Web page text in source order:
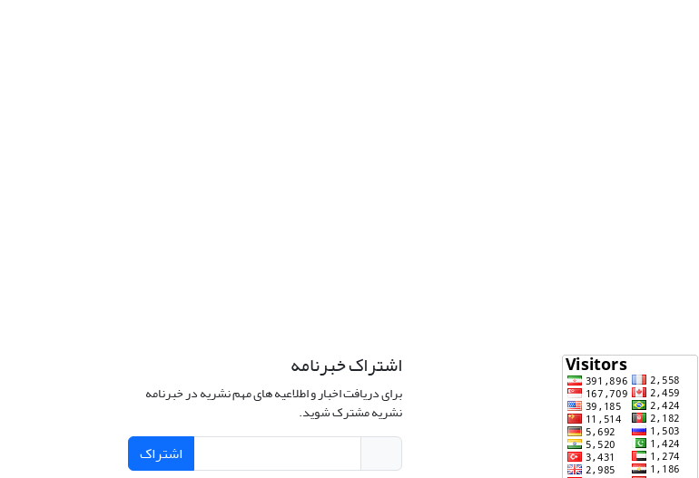
اشتراک خبرنامه
برای دریافت اخبار و اطلاعیه های مهم نشریه در خبرنامه
نشریه مشترک شوید.
اشتراک